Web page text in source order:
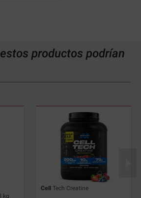
productos podrían
kg
Cell Tech Creatine